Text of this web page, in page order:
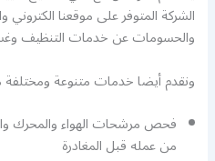
الشركة المتوفر على موقعنا
والحسومات عن خدمات التنظيف
ونقدم أيضا خدمات متنوعة ومختلفة
فحص مرشحات الهواء والمحرك
من عمله قبل المغادرة